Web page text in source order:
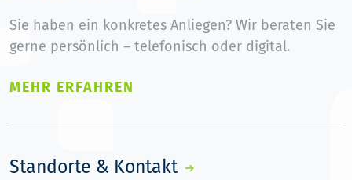
Sie haben ein konkretes Anliegen? Wir beraten Sie
gerne persönlich – telefonisch oder digital.
MEHR ERFAHREN
Standorte & Kontakt